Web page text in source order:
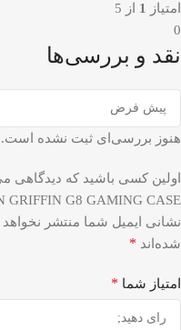
امتیاز
1 از 5
0
نقد و بررسی‌ها
هنوز بررسی‌ای ثبت نشده است.
اولین کسی باشید که دیدگاهی
GRIFFIN G8 GAMING CASE”
نشانی ایمیل شما منتشر
شده‌اند *
امتیاز شما *